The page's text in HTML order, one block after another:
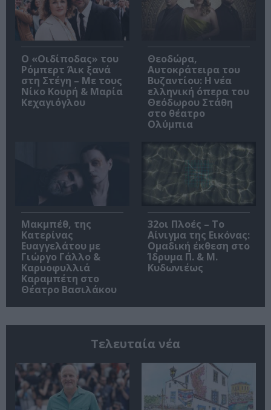
O «Οιδίποδας» του
Ρόμπερτ Άικ ξανά
στη Στέγη – Με τους
Νίκο Κουρή & Μαρία
Κεχαγιόγλου
Θεοδώρα,
Αυτοκράτειρα του
Βυζαντίου: Η νέα
ελληνική όπερα του
Θεόδωρου Στάθη
στο θέατρο
Ολύμπια
Μακμπέθ, της
Κατερίνας
Ευαγγελάτου με
Γιώργο Γάλλο &
Καρυοφυλλιά
Καραμπέτη στο
Θέατρο Βασιλάκου
32οι Πλοές – Το
Αίνιγμα της Εικόνας:
Ομαδική έκθεση στο
Ίδρυμα Π. & Μ.
Κυδωνιέως
Τελευταία νέα